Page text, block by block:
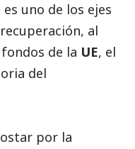
es uno de los ejes
al
de la UE, el
del
por la